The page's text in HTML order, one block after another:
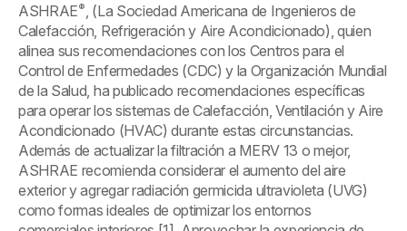
ASHRAE®, (La Sociedad Americana de Ingenieros de
Calefacción, Refrigeración y Aire Acondicionado), quien
alinea sus recomendaciones con los Centros para el
Control de Enfermedades (CDC) y la Organización Mundial
de la Salud, ha publicado recomendaciones específicas
para operar los sistemas de Calefacción, Ventilación y Aire
Acondicionado (HVAC) durante estas circunstancias.
Además de actualizar la filtración a MERV 13 o mejor,
ASHRAE recomienda considerar el aumento del aire
exterior y agregar radiación germicida ultravioleta (UVG)
como formas ideales de optimizar los entornos